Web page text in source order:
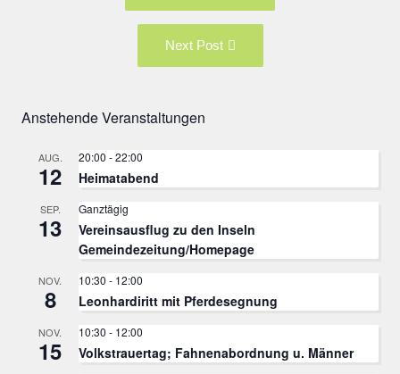
post:
Next Post
Post:
Anstehende Veranstaltungen
AUG.
12
20:00 -22:00
Heimatabend
SEP.
13
Ganztägig
Vereinsausflug zu den Inseln
Gemeindezeitung/Homepage
NOV.
8
10:30 - 12:00
Leonhardiritt mit Pferdesegnung
NOV.
15
10:30 - 12:00
Volkstrauertag; Fahnenabordnung u. Männer